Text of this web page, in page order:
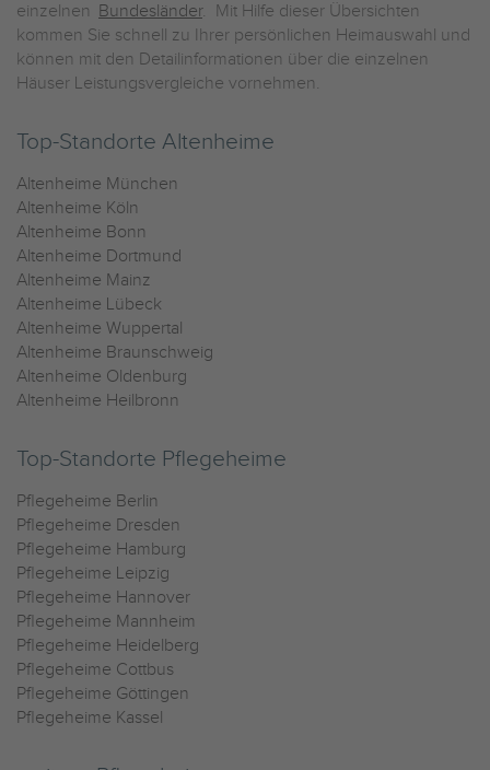
einzelnen Bundesländer. Mit Hilfe dieser Übersichten
kommen Sie schnell zu Ihrer persönlichen Heimauswahl und
können mit den Detailinformationen über die einzelnen
Häuser Leistungsvergleiche vornehmen.
Top-Standorte Altenheime
Altenheime München
Altenheime Köln
Altenheime Bonn
Altenheime Dortmund
Altenheime Mainz
Altenheime Lübeck
Altenheime Wuppertal
Altenheime Braunschweig
Altenheime Oldenburg
Altenheime Heilbronn
Top-Standorte Pflegeheime
Pflegeheime Berlin
Pflegeheime Dresden
Pflegeheime Hamburg
Pflegeheime Leipzig
Pflegeheime Hannover
Pflegeheime Mannheim
Pflegeheime Heidelberg
Pflegeheime Cottbus
Pflegeheime Göttingen
Pflegeheime Kassel